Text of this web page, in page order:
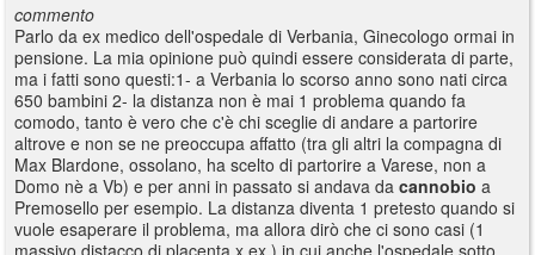
commento
Parlo da ex medico dell'ospedale di Verbania, Ginecologo ormai in
pensione. La mia opinione può quindi essere considerata di parte,
ma i fatti sono questi:1- a Verbania lo scorso anno sono nati circa
650 bambini 2- la distanza non è mai 1 problema quando fa
comodo, tanto è vero che c'è chi sceglie di andare a partorire
altrove e non se ne preoccupa affatto (tra gli altri la compagna di
Max Blardone, ossolano, ha scelto di partorire a Varese, non a
Domo nè a Vb) e per anni in passato si andava da cannobio a
Premosello per esempio. La distanza diventa 1 pretesto quando si
vuole esaperare il problema, ma allora dirò che ci sono casi (1
massivo distacco di placenta x ex.) in cui anche l'ospedale sotto